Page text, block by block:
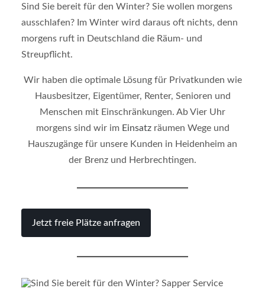
Sind Sie bereit für den Winter? Sie wollen morgens
ausschlafen? Im Winter wird daraus oft nichts, denn
morgens ruft in Deutschland die Räum- und
Streupflicht.
Wir haben die optimale Lösung für Privatkunden wie
Hausbesitzer, Eigentümer, Renter, Senioren und
Menschen mit Einschränkungen. Ab Vier Uhr
morgens sind wir im Einsatzräumen Wege und
Hauszugänge für unsere Kunden in Heidenheim an
der Brenz und Herbrechtingen.
Jetzt freie Plätze anfragen